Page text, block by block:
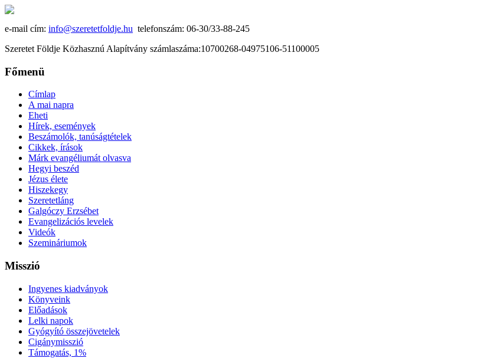
e-mail cím: info@szeretetfoldje.hu telefonszám: 06-30/33-88-245
Szeretet Földje Közhasznú Alapítvány számlaszáma:10700268-04975106-51100005
Főmenü
Címlap
A mai napra
Eheti
Hírek, események
Beszámolók, tanúságtételek
Cikkek, írások
Márk evangéliumát olvasva
Hegyi beszéd
Jézus élete
Hiszekegy
Szeretetláng
Galgóczy Erzsébet
Evangelizációs levelek
Videók
Szemináriumok
Misszió
Ingyenes kiadványok
Könyveink
Előadások
Lelki napok
Gyógyító összejövetelek
Cigánymisszió
Támogatás, 1%